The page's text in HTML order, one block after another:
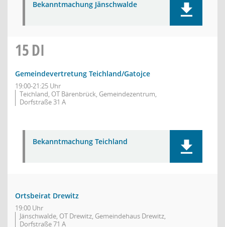
Bekanntmachung Jänschwalde
15DI
Gemeindevertretung Teichland/Gatojce
19:00-21:25 Uhr
Teichland, OT Bärenbrück, Gemeindezentrum,
Dorfstraße 31 A
Bekanntmachung Teichland
Ortsbeirat Drewitz
19:00 Uhr
Jänschwalde, OT Drewitz, Gemeindehaus Drewitz,
Dorfstraße 71 A